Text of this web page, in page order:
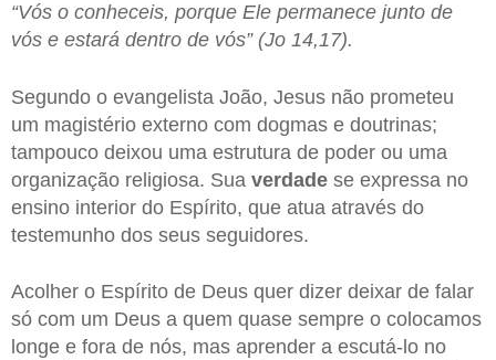
“Vós o conheceis, porque Ele permanece junto de
vós e estará dentro de vós” (Jo 14,17).
Segundo o evangelista João, Jesus não prometeu
um magistério externo com dogmas e doutrinas;
tampouco deixou uma estrutura de poder ou uma
organização religiosa. Sua verdade se expressa no
ensino interior do Espírito, que atua através do
testemunho dos seus seguidores.
Acolher o Espírito de Deus quer dizer deixar de falar
só com um Deus a quem quase sempre o colocamos
longe e fora de nós, mas aprender a escutá-lo no